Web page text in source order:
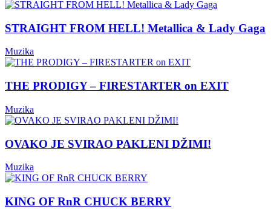
STRAIGHT FROM HELL! Metallica & Lady Gaga
Muzika
THE PRODIGY – FIRESTARTER on EXIT
Muzika
OVAKO JE SVIRAO PAKLENI DŽIMI!
Muzika
KING OF RnR CHUCK BERRY